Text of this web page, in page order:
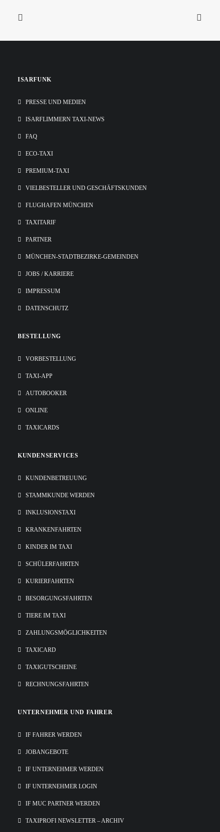
ISARFUNK
PRESSE UND MEDIEN
ISARFLIMMERN TAXI-NEWS
FAQ
ECO-TAXI
PREMIUM-TAXI
VIELBESTELLER UND GESCHÄFTSKUNDEN
FLUGHAFEN MÜNCHEN
TAXITARIF
PARTNER
MÜNCHEN-STADTBEZIRKE-GEMEINDEN
JOBS / KARRIERE
IMPRESSUM
DATENSCHUTZ
BESTELLUNG
VORBESTELLUNG
TAXI-APP
AUTOBOOKER
ONLINE
TAXICARDS
KUNDENSERVICES
KUNDENBETREUUNG
STAMMKUNDE WERDEN
INKLUSIONSTAXI
KRANKENFAHRTEN
KINDER IM TAXI
SCHÜLERFAHRTEN
KURIERFAHRTEN
BESORGUNGSFAHRTEN
TIERE IM TAXI
ZAHLUNGSMÖGLICHKEITEN
TAXICARD
TAXIGUTSCHEINE
RECHNUNGSFAHRTEN
UNTERNEHMER UND FAHRER
IF FAHRER WERDEN
JOBANGEBOTE
IF UNTERNEHMER WERDEN
IF UNTERNEHMER LOGIN
IF MUC PARTNER WERDEN
TAXIPROFI NEWSLETTER – ARCHIV